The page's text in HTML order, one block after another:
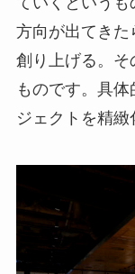
方向が出てきた
創り上げる。そ
ものです。具
ジェクトを精緻